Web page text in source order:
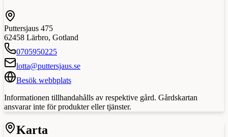
Puttersjaus 475
62458 Lärbro, Gotland
0705950225
lotta@puttersjaus.se
Besök webbplats
Informationen tillhandahålls av respektive gård. Gårdskartan
ansvarar inte för produkter eller tjänster.
Karta